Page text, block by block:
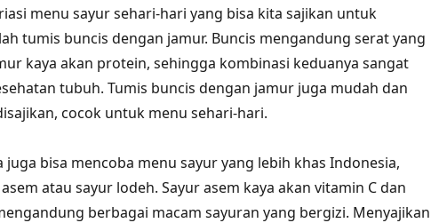
menu sayur sehari-hari yang bisa kita sajikan untuk
tumis buncis dengan jamur. Buncis mengandung serat yang
kaya akan protein, sehingga kombinasi keduanya sangat
tubuh. Tumis buncis dengan jamur juga mudah dan
cocok untuk menu sehari-hari.
juga bisa mencoba menu sayur yang lebih khas Indonesia,
atau sayur lodeh. Sayur asem kaya akan vitamin C dan
berbagai macam sayuran yang bergizi. Menyajikan